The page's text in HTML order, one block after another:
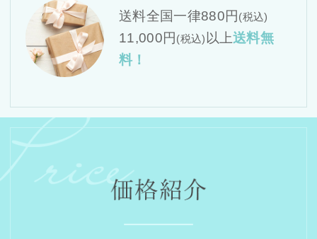
送料全国一律880円 (税込)
11,000円 (税込) 以上送料無
料！